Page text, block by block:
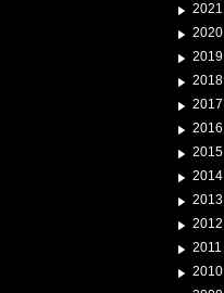
2021
2020
2019
2018
2017
2016
2015
2014
2013
2012
2011
2010